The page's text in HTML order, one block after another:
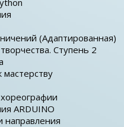
(Адаптированная)
Ступень 2
мастерству
ARDUINO
направления